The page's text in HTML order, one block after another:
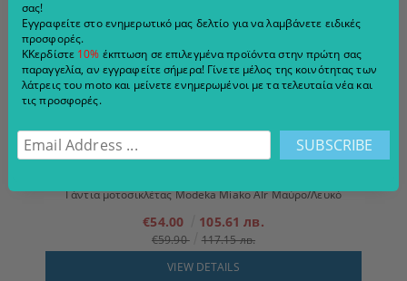
Γάντια μοτοσικλέτας Modeka Miako AIr Μαύρο/Λευκό
€54.00 105.61 лв.
€59.90
117.15 лв.
VIEW DETAILS
σας!
Εγγραφείτε στο ενημερωτικό μας δελτίο για να λαμβάνετε ειδικές
προσφορές.
ΚΚερδίστε 10% έκπτωση σε επιλεγμένα προϊόντα στην πρώτη σας
παραγγελία, αν εγγραφείτε σήμερα! Γίνετε μέλος της κοινότητας των
λάτρεις του moto και μείνετε ενημερωμένοι με τα τελευταία νέα και
τις προσφορές.